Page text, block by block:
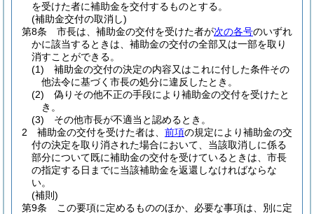
を受けた者に補助金を交付するものとする。
(補助金交付の取消し)
第8条
市長は、補助金の交付を受けた者が次の各号のいずれ
かに該当するときは、補助金の交付の全部又は一部を取り
消すことができる。
(1)
補助金の交付の決定の内容又はこれに付した条件その
他法令に基づく市長の処分に違反したとき。
(2)
偽りその他不正の手段により補助金の交付を受けたと
き。
(3)
その他市長が不適当と認めるとき。
2
補助金の交付を受けた者は、 前項の規定により補助金の交
付の決定を取り消された場合において、当該取消しに係る
部分について既に補助金の交付を受けているときは、市長
の指定する日までに当該補助金を返還しなければならな
い。
(補則)
第9条
この要項に定めるもののほか、必要な事項は、別に定